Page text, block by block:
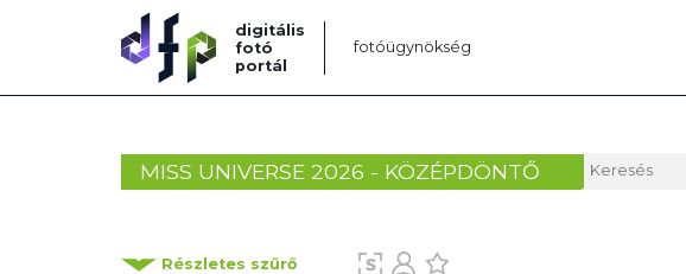
digitális
fotó
portál
fotóügynökség
MISS UNIVERSE 2026 - KÖZÉPDÖNTŐ
Részletes szűrő